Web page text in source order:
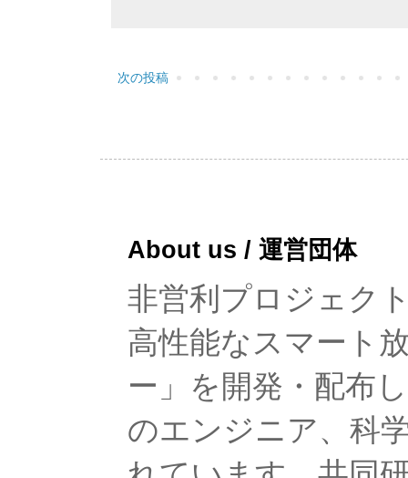
次の投稿
About us / 運営団体
非営利プロジェク
高性能なスマート
ー」を開発・配布
のエンジニア、科